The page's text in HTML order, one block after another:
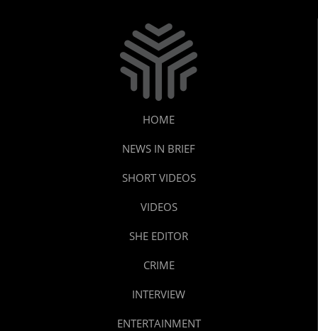
HOME
NEWS IN BRIEF
SHORT VIDEOS
VIDEOS
SHE EDITOR
CRIME
INTERVIEW
ENTERTAINMENT